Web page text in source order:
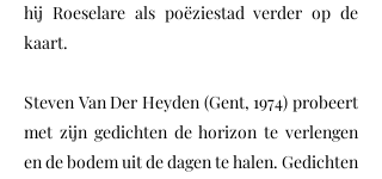
hij Roeselare als poëziestad verder op de
kaart.
Steven Van Der Heyden (Gent, 1974) probeert
met zijn gedichten de horizon te verlengen
en de bodem uit de dagen te halen. Gedichten